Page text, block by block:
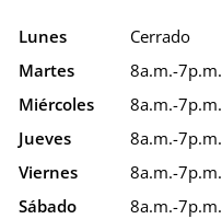
Lunes
Cerrado
Martes
8a.m.-7p.m.
Miércoles
8a.m.-7p.m.
Jueves
8a.m.-7p.m.
Viernes
8a.m.-7p.m.
Sábado
8a.m.-7p.m.